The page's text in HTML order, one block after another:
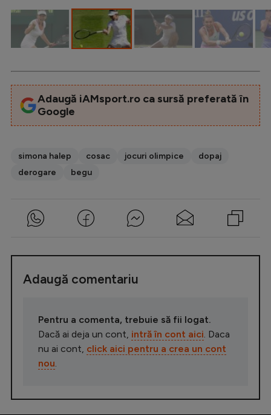
Adaugă iAMsport.ro ca sursă preferată în
Google
simona halep cosac jocuri olimpice
dopaj
derogare
begu
Adaugă comentariu
Pentru a comenta, trebuie să fii logat.
Dacă ai deja un cont, intră în cont aici. Daca
nu ai cont, click aici pentru a crea un cont
nou.